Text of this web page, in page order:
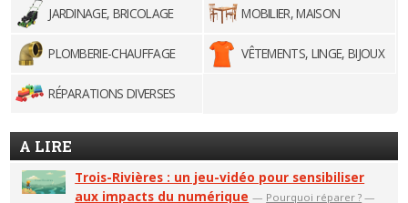
JARDINAGE, BRICOLAGE
MOBILIER, MAISON
PLOMBERIE-CHAUFFAGE VÊTEMENTS, LINGE, BIJOUX
RÉPARATIONS DIVERSES
A LIRE
Trois-Rivières : un jeu-vidéo pour sensibiliser
aux impacts du numérique — Pourquoi réparer ? —